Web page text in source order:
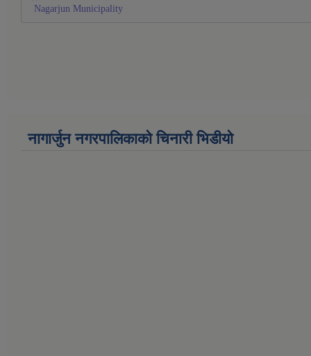
Nagarjun Municipality
नागार्जुन नगरपालिकाको चिनारी भिडीयो